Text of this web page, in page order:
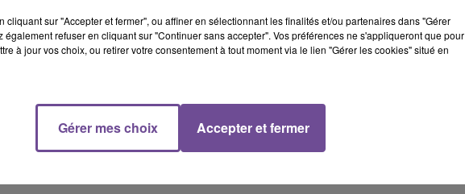
Bourgain. La piste Crawford Palmer serait actuellement
olympique aux Jeux de Sydney en 2000 et diplômé du
CSP de mettre en route la préparation de la saison prochaine.
… Autant de questions à régler au plus vite pour Céline Forte
attendent le CSP dans les prochains jours pour accéder aux
cliquant sur "Accepter et fermer", ou affiner en sélectionnant les finalités et/ou partenaires dans "Gérer
également refuser en cliquant sur "Continuer sans accepter". Vos préférences ne s'appliqueront que pour
à jour vos choix, ou retirer votre consentement à tout moment via le lien "Gérer les cookies" situé en
Gérer mes choix Accepter et fermer